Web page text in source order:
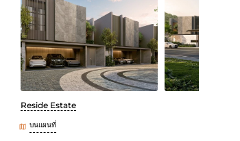
Reside Estate
บนแผนที่